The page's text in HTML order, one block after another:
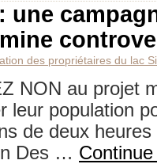
une
des propriétaires du lac
NON au projet
leur population
de deux
Des …